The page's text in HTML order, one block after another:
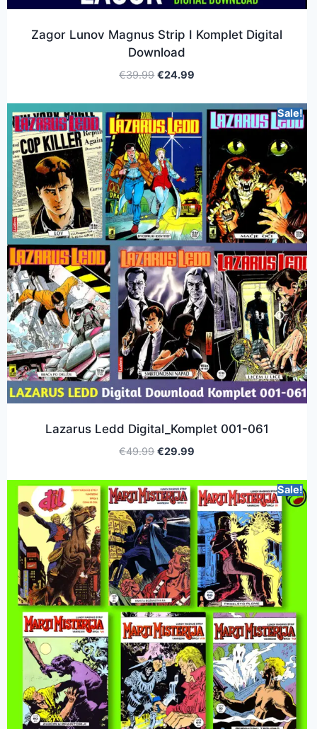
Zagor Lunov Magnus Strip I Komplet Digital
Download
€39.99 €24.99
Sale!
Lazarus Ledd Digital_Komplet 001-061
€49.99 €29.99
Sale!